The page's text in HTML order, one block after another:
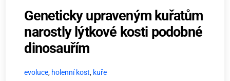
Geneticky upraveným kuřatům
narostly lýtkové kosti podobné
dinosauřím
evoluce, holenní kost, kuře